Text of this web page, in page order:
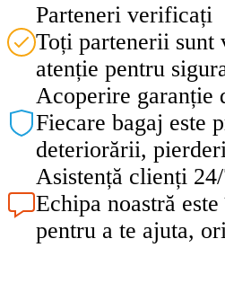
Parteneri verificați
Toți partenerii sunt
atenție pentru
Acoperire garanție
Fiecare bagaj este
deteriorării,
Asistență clienți
Echipa noastră
pentru a te ajuta,